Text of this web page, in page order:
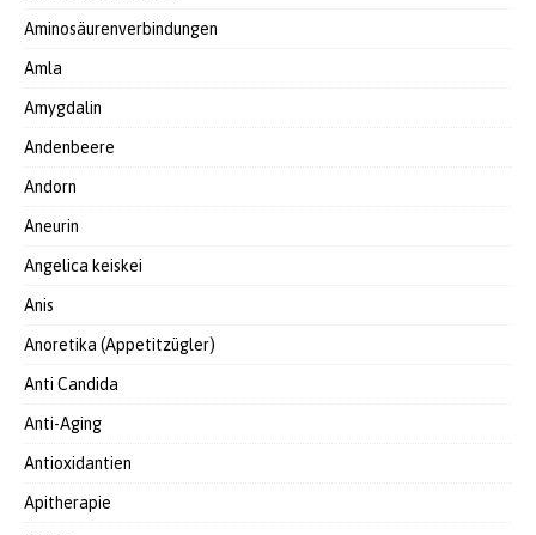
Aminosäurenverbindungen
Amla
Amygdalin
Andenbeere
Andorn
Aneurin
Angelica keiskei
Anis
Anoretika (Appetitzügler)
Anti Candida
Anti-Aging
Antioxidantien
Apitherapie